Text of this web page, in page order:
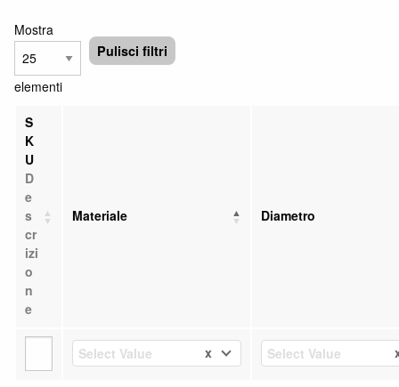
Mostra
elementi
Pulisci filtri
S
K
U
D
e
s
cr
izi
o
n
e
Materiale Diametro
Select Value x Select Value